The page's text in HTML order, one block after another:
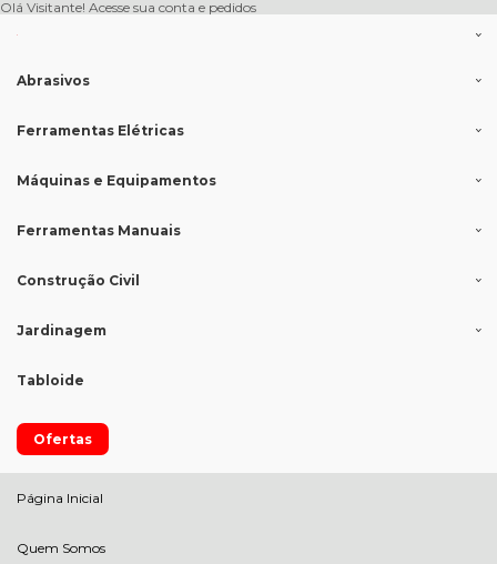
Olá Visitante! Acesse sua conta e pedidos
Abrasivos
Ferramentas Elétricas
Máquinas e Equipamentos
Ferramentas Manuais
Construção Civil
Jardinagem
Tabloide
Ofertas
Página Inicial
Quem Somos